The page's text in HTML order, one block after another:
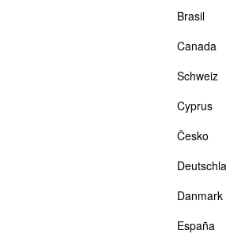
Brasil
Canada
Schweiz
Cyprus
Česko
Danmark
España